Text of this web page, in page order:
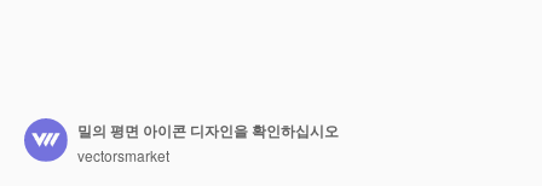
밀의 평면 아이콘 디자인을 확인하십시오
vectorsmarket